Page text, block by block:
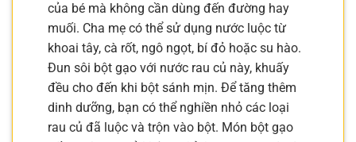
của bé mà không cần dùng đến đường hay
muối. Cha mẹ có thể sử dụng nước luộc từ
khoai tây, cà rốt, ngô ngọt, bí đỏ hoặc su hào.
Đun sôi bột gạo với nước rau củ này, khuấy
đều cho đến khi bột sánh mịn. Để tăng thêm
dinh dưỡng, bạn có thể nghiền nhỏ các loại
rau củ đã luộc và trộn vào bột. Món bột gạo